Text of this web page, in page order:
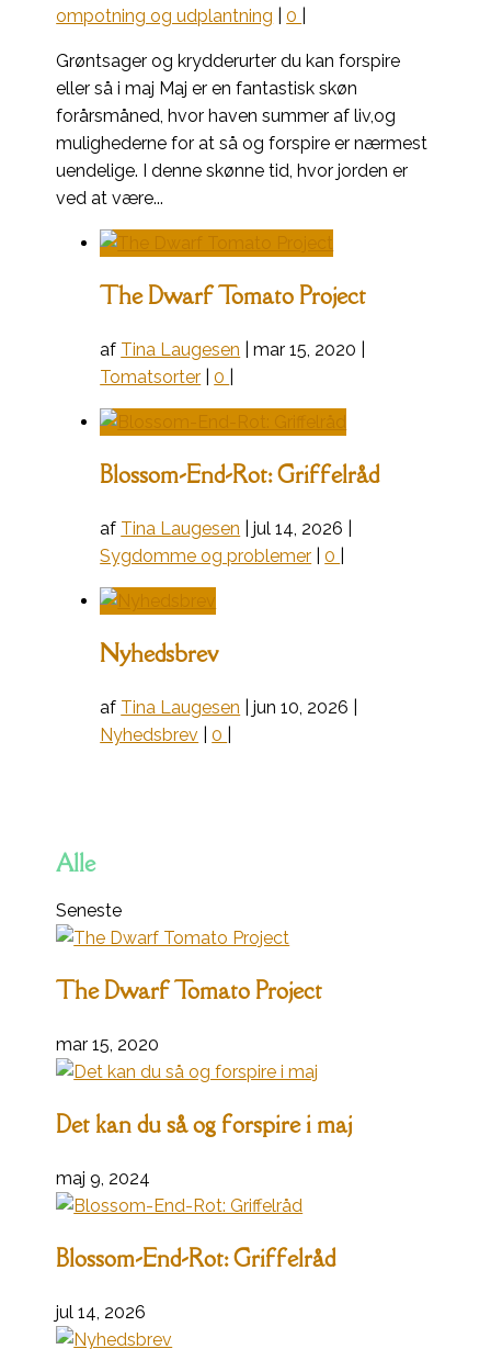
ompotning og udplantning |0
Grøntsager og krydderurter du kan forspire
eller så i maj Maj er en fantastisk skøn
forårsmåned, hvor haven summer af liv,og
mulighederne for at så og forspire er nærmest
uendelige. I denne skønne tid, hvor jorden er
ved at være...
The Dwarf Tomato Project
af Tina Laugesen |mar 15, 2020
Tomatsorter |0
Blossom-End-Rot: Griffelråd
af Tina Laugesen |jul 14, 2026
Sygdomme og problemer |0
Nyhedsbrev
af Tina Laugesen |jun 10, 2026
Nyhedsbrev |0
Alle
Seneste
The Dwarf Tomato Project
mar 15, 2020
Det kan du så og forspire i maj
maj 9, 2024
Blossom-End-Rot: Griffelråd
jul 14, 2026